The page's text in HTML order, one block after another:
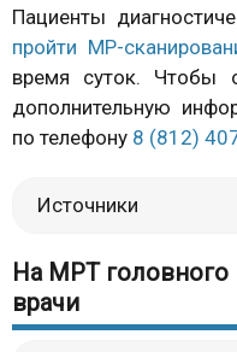
Пациенты
пройти МР-
время суток. Чтобы
дополнительную
по телефону 8 (812)
Источники
На МРТ головного
врачи